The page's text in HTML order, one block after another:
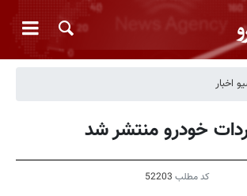
اخبار
خودرو منتشر شد
کد مطلب 52203